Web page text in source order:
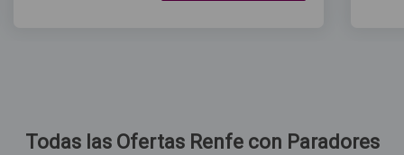
Todas las Ofertas Renfe con Paradores